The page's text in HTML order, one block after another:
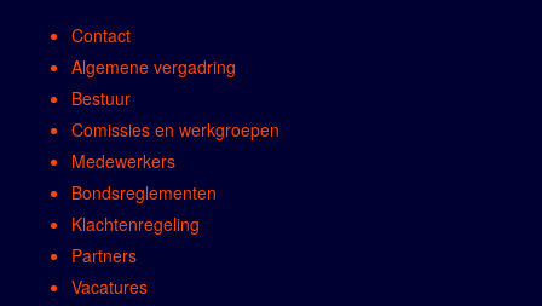
Contact
Algemene vergadring
Bestuur
Comissies en werkgroepen
Medewerkers
Bondsreglementen
Klachtenregeling
Partners
Vacatures